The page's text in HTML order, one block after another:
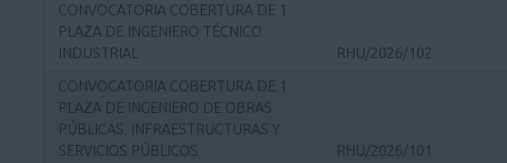
CONVOCATORIA COBERTURA DE 1
PLAZA DE INGENIERO TÉCNICO
INDUSTRIAL
RHU/2026/102
CONVOCATORIA COBERTURA DE 1
PLAZA DE INGENIERO DE OBRAS
PÚBLICAS, INFRAESTRUCTURAS Y
SERVICIOS PÚBLICOS
RHU/2026/101